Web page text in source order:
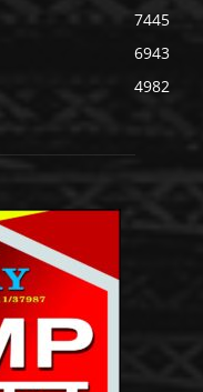
7445
6943
4982